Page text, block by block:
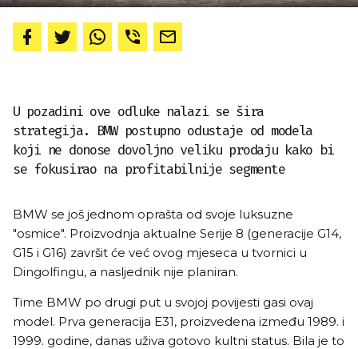
U pozadini ove odluke nalazi se šira
strategija. BMW postupno odustaje od modela
koji ne donose dovoljno veliku prodaju kako bi
se fokusirao na profitabilnije segmente
BMW se još jednom oprašta od svoje luksuzne
"osmice". Proizvodnja aktualne Serije 8 (generacije G14,
G15 i G16) završit će već ovog mjeseca u tvornici u
Dingolfingu, a nasljednik nije planiran.
Time BMW po drugi put u svojoj povijesti gasi ovaj
model. Prva generacija E31, proizvedena između 1989. i
1999. godine, danas uživa gotovo kultni status. Bila je to